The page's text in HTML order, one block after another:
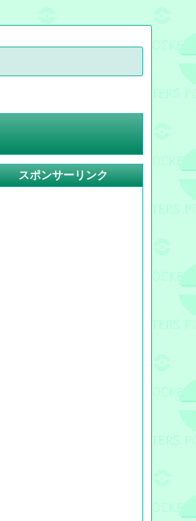
スポンサーリンク